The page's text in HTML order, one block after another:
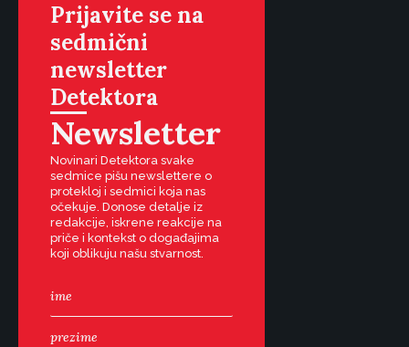
Prijavite se na
sedmični
newsletter
Detektora
Newsletter
Novinari Detektora svake
sedmice pišu newslettere o
protekloj i sedmici koja nas
očekuje. Donose detalje iz
redakcije, iskrene reakcije na
priče i kontekst o događajima
koji oblikuju našu stvarnost.